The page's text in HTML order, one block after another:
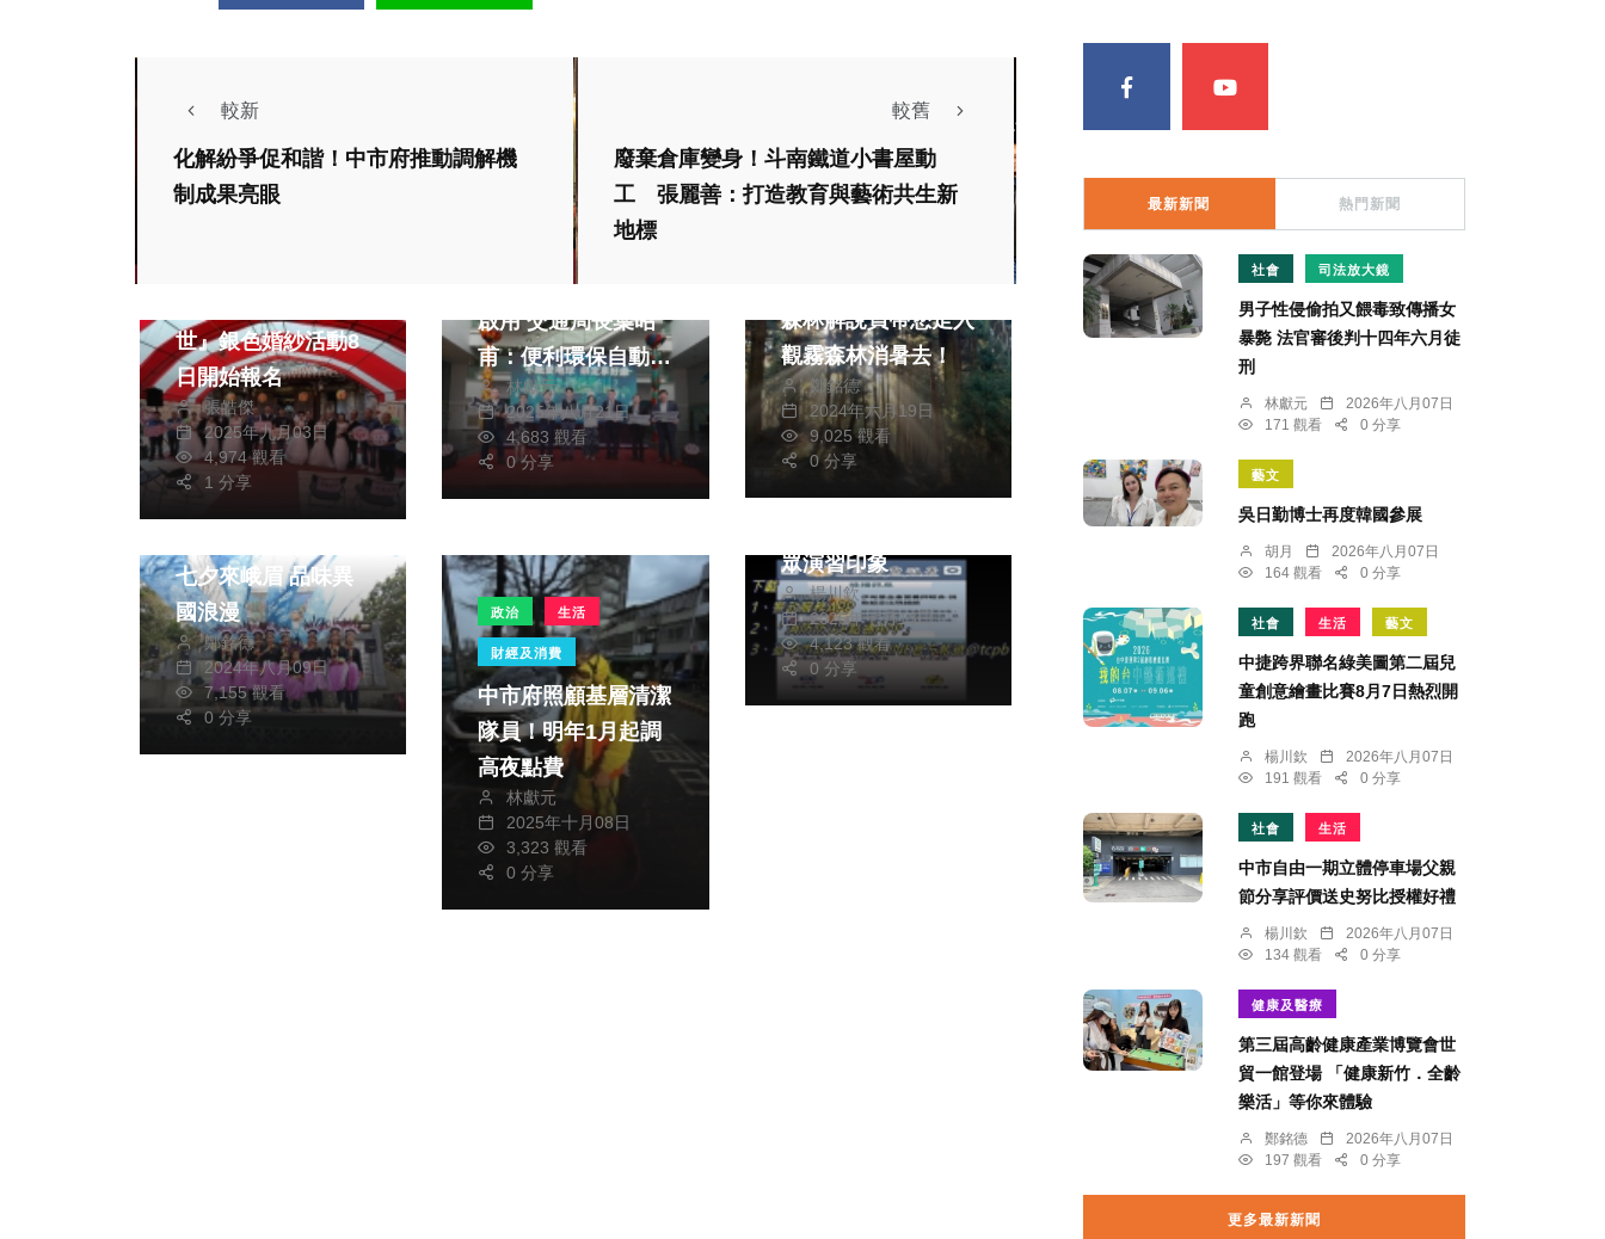
較新
化解紛爭促和諧！中市府推動調解機
制成果亮眼
較舊
廢棄倉庫變身！斗南鐵道小書屋動
工 張麗善：打造教育與藝術共生新
地標
熱門
世』銀色婚紗活動8
日開始報名
張皓傑
2025年九月03日
4,974 觀看
1 分享
生活
中市智慧停車無紙化
啟用 交通局長葉昭
甫：便利環保自動收
費新時代來臨
林獻元
2025年八月21日
4,683 觀看
0 分享
森林解說員帶您走入
觀霧森林消暑去！
鄭銘德
2024年六月19日
9,025 觀看
0 分享
七夕來峨眉 品味異
國浪漫
鄭銘德
2024年八月09日
7,155 觀看
0 分享
政治 生活
財經及消費
中市府照顧基層清潔
隊員！明年1月起調
高夜點費
林獻元
2025年十月08日
3,323 觀看
0 分享
社會 生活
眾演習印象
楊川欽
2025年七月13日
4,123 觀看
0 分享
最新新聞 熱門新聞
社會 司法放大鏡
男子性侵偷拍又餵毒致傳播女
暴斃 法官審後判十四年六月徒
刑
林獻元
2026年八月07日
171 觀看
0 分享
藝文
吳日勤博士再度韓國參展
胡月
2026年八月07日
164 觀看
0 分享
社會 生活 藝文
中捷跨界聯名綠美圖第二屆兒
童創意繪畫比賽8月7日熱烈開
跑
楊川欽
2026年八月07日
191 觀看
0 分享
社會 生活
中市自由一期立體停車場父親
節分享評價送史努比授權好禮
楊川欽
2026年八月07日
134 觀看
0 分享
健康及醫療
第三屆高齡健康產業博覽會世
貿一館登場 「健康新竹．全齡
樂活」等你來體驗
鄭銘德
2026年八月07日
197 觀看
0 分享
更多最新新聞